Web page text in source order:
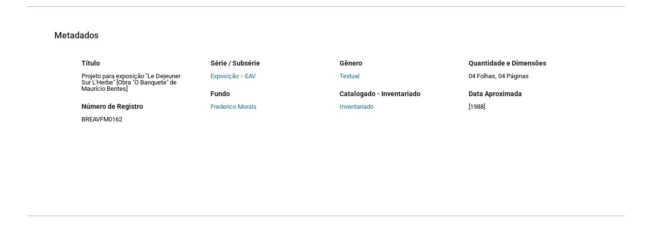
Metadados
Título
Projeto para exposição "Le Dejeuner
Sur L'Herbe" [Obra "O Banquete" de
Maurício Bentes]
Número de Registro
BREAVFM0162
Série / Subsérie
Exposição > EAV
Fundo
Frederico Morais
Gênero
Textual
Catalogado - Inventariado
Inventariado
Quantidade e Dimensões
04 Folhas, 04 Páginas
Data Aproximada
[1988]